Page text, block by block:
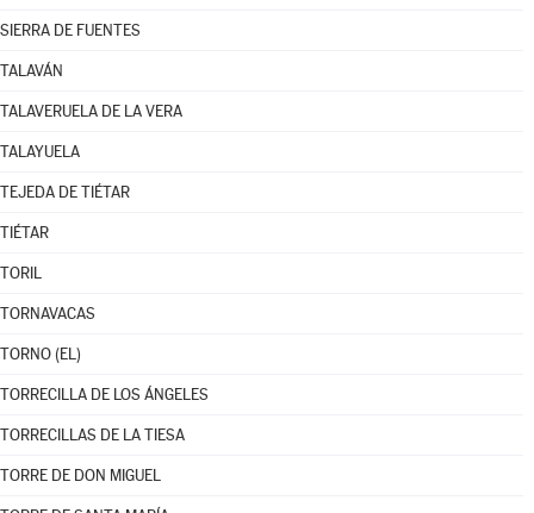
SIERRA DE FUENTES
TALAVÁN
TALAVERUELA DE LA VERA
TALAYUELA
TEJEDA DE TIÉTAR
TIÉTAR
TORIL
TORNAVACAS
TORNO (EL)
TORRECILLA DE LOS ÁNGELES
TORRECILLAS DE LA TIESA
TORRE DE DON MIGUEL